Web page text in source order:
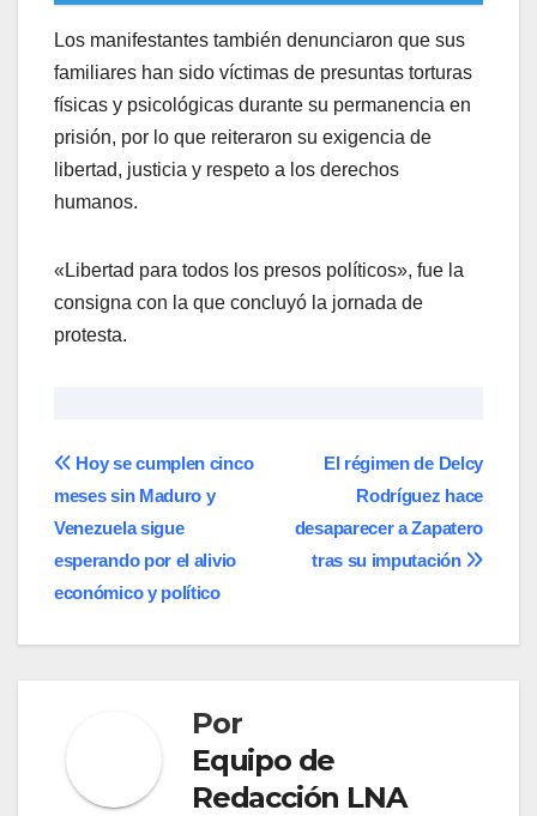
Los manifestantes también denunciaron que sus
familiares han sido víctimas de presuntas torturas
físicas y psicológicas durante su permanencia en
prisión, por lo que reiteraron su exigencia de
libertad, justicia y respeto a los derechos
humanos.
«Libertad para todos los presos políticos», fue la
consigna con la que concluyó la jornada de
protesta.
Navegación
de
entradas
El régimen de Delcy
Rodríguez hace
desaparecer a Zapatero
tras su imputación
Hoy se cumplen cinco
meses sin Maduro y
Venezuela sigue
esperando por el alivio
económico y político
Por
Equipo de
Redacción LNA